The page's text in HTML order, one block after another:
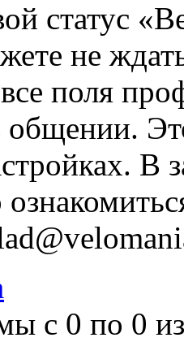
статус
не
все поля
общении.
В
с 0 по 0